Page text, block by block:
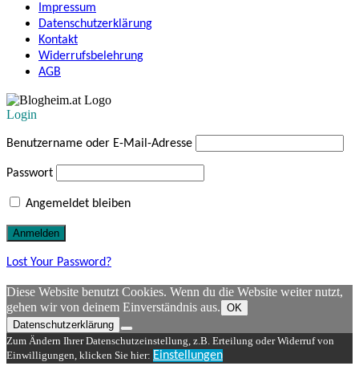
Impressum
Datenschutzerklärung
Kontakt
Widerrufsbelehrung
AGB
Login
Benutzername oder E-Mail-Adresse
Passwort
Angemeldet bleiben
Lost Your Password?
Diese Website benutzt Cookies. Wenn du die Website weiter nutzt,
gehen wir von deinem Einverständnis aus. OK
Datenschutzerklärung
Zum Ändern Ihrer Datenschutzeinstellung, z.B. Erteilung oder Widerruf von
Einwilligungen, klicken Sie hier: Einstellungen